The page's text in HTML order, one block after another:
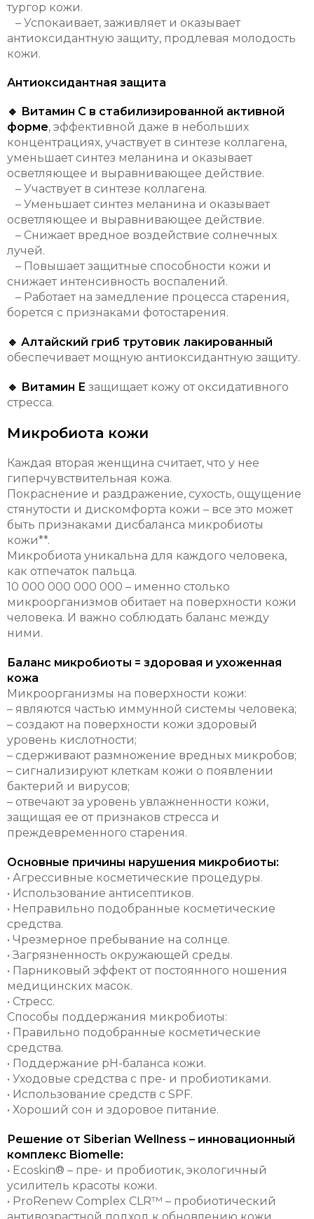
тургор кожи.
– Успокаивает, заживляет и оказывает
антиоксидантную защиту, продлевая молодость
кожи.
Антиоксидантная защита
🔹 Витамин С в стабилизированной активной
форме, эффективной даже в небольших
концентрациях, участвует в синтезе коллагена,
уменьшает синтез меланина и оказывает
осветляющее и выравнивающее действие.
– Участвует в синтезе коллагена.
– Уменьшает синтез меланина и оказывает
осветляющее и выравнивающее действие.
– Снижает вредное воздействие солнечных
лучей.
– Повышает защитные способности кожи и
снижает интенсивность воспалений.
– Работает на замедление процесса старения,
борется с признаками фотостарения.
🔹 Алтайский гриб трутовик лакированный
обеспечивает мощную антиоксидантную защиту.
🔹 Витамин Е защищает кожу от оксидативного
стресса.
Микробиота кожи
Каждая вторая женщина считает, что у нее
гиперчувствительная кожа.
Покраснение и раздражение, сухость, ощущение
стянутости и дискомфорта кожи – все это может
быть признаками дисбаланса микробиоты
кожи**.
Микробиота уникальна для каждого человека,
как отпечаток пальца.
10 000 000 000 000 – именно столько
микроорганизмов обитает на поверхности кожи
человека. И важно соблюдать баланс между
ними.
Баланс микробиоты = здоровая и ухоженная
кожа
Микроорганизмы на поверхности кожи:
– являются частью иммунной системы человека;
– создают на поверхности кожи здоровый
уровень кислотности;
– сдерживают размножение вредных микробов;
– сигнализируют клеткам кожи о появлении
бактерий и вирусов;
– отвечают за уровень увлажненности кожи,
защищая ее от признаков стресса и
преждевременного старения.
Основные причины нарушения микробиоты:
• Агрессивные косметические процедуры.
• Использование антисептиков.
• Неправильно подобранные косметические
средства.
• Чрезмерное пребывание на солнце.
• Загрязненность окружающей среды.
• Парниковый эффект от постоянного ношения
медицинских масок.
• Стресс.
Способы поддержания микробиоты:
• Правильно подобранные косметические
средства.
• Поддержание pH-баланса кожи.
• Уходовые средства с пре- и пробиотиками.
• Использование средств с SPF.
• Хороший сон и здоровое питание.
Решение от Siberian Wellness – инновационный
комплекс Biomelle:
• Ecoskin® – пре- и пробиотик, экологичный
усилитель красоты кожи.
• ProRenew Complex CLR™ – пробиотический